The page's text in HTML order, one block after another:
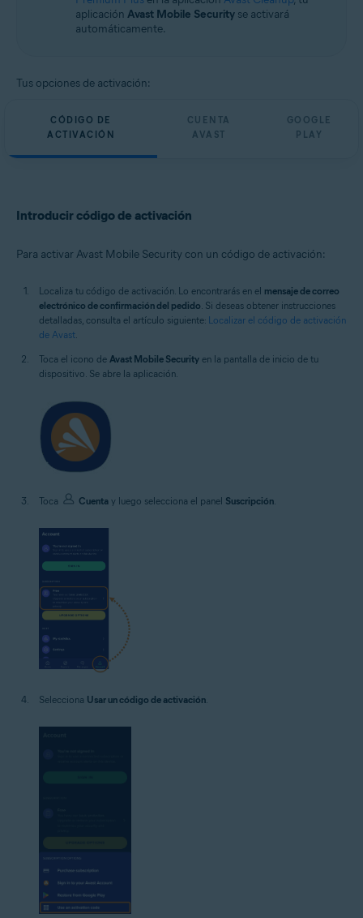
aplicación Avast Mobile Security se activará
automáticamente.
Tus opciones de activación:
CÓDIGO DE
ACTIVACIÓN
CUENTA
AVAST
GOOGLE
PLAY
Introducir código de activación
Para activar Avast Mobile Security con un código de activación:
Localiza tu código de activación. Lo encontrarás en el mensaje de correo
electrónico de confirmación del pedido. Si deseas obtener instrucciones
detalladas, consulta el artículo siguiente: Localizar el código de activación
de Avast.
Toca el icono de Avast Mobile Security en la pantalla de inicio de tu
dispositivo. Se abre la aplicación.
Toca Cuenta y luego selecciona el panel Suscripción.
Selecciona Usar un código de activación